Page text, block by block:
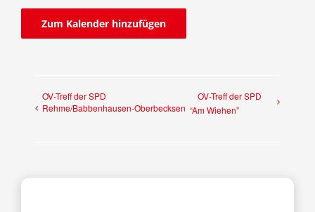
Fraktion
Kreistag
Zum Kalender hinzufügen
OV-Treff der SPD
Rehme/Babbenhausen-Oberbecksen
OV-Treff der SPD
“Am Wiehen”